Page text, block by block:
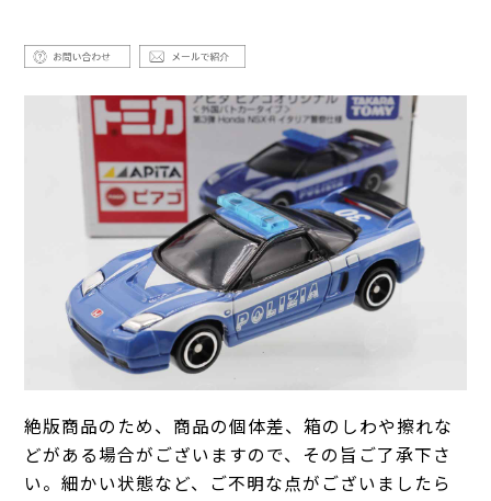
絶版商品のため、商品の個体差、箱のしわや擦れな
どがある場合がございますので、その旨ご了承下さ
い。細かい状態など、ご不明な点がございましたら